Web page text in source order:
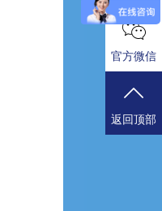
官方微信
返回顶部